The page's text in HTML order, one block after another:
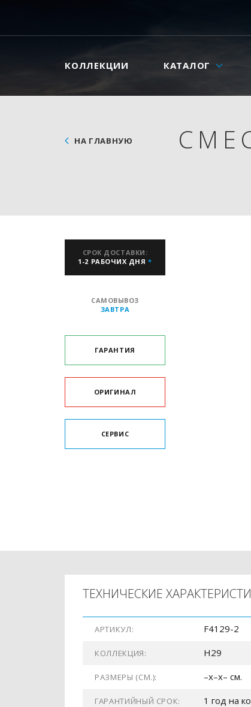
КОЛЛЕКЦИИ КАТАЛОГ
НА ГЛАВНУЮ
СРОК ДОСТАВКИ:
1-2 РАБОЧИХ ДНЯ*
САМОВЫВОЗ
ЗАВТРА
ГАРАНТИЯ
ОРИГИНАЛ
СЕРВИС
ТЕХНИЧЕСКИЕ
АРТИКУЛ: F4129-2
КОЛЛЕКЦИЯ: H29
РАЗМЕРЫ (СМ.): –x–x– см.
ГАРАНТИЙНЫЙ СРОК: 1 год на